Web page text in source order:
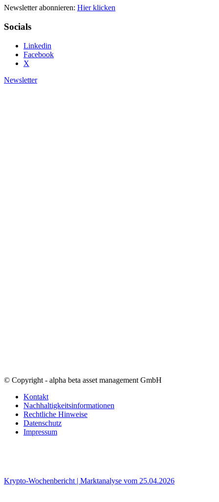
Newsletter abonnieren: Hier klicken
Socials
Linkedin
Facebook
X
Newsletter
© Copyright - alpha beta asset management GmbH
Kontakt
Nachhaltigkeitsinformationen
Rechtliche Hinweise
Datenschutz
Impressum
Krypto-Wochenbericht | Marktanalyse vom 25.04.2026